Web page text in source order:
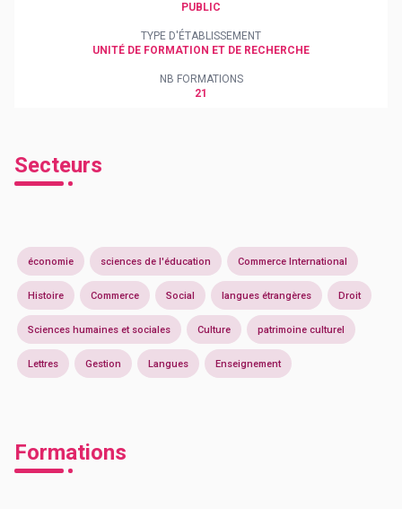
PUBLIC
TYPE D'ÉTABLISSEMENT
UNITÉ DE FORMATION ET DE RECHERCHE
NB FORMATIONS
21
Secteurs
économie sciences de l'éducation Commerce International
Histoire Commerce Social langues étrangères Droit
Sciences humaines et sociales Culture patrimoine culturel
Lettres Gestion Langues Enseignement
Formations